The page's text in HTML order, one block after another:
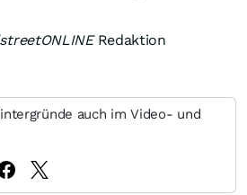
Redaktion
auch im Video- und